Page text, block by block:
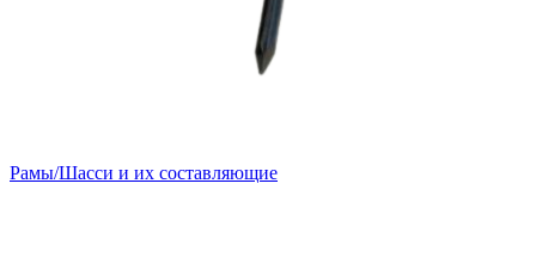
Рамы/Шасси и их составляющие